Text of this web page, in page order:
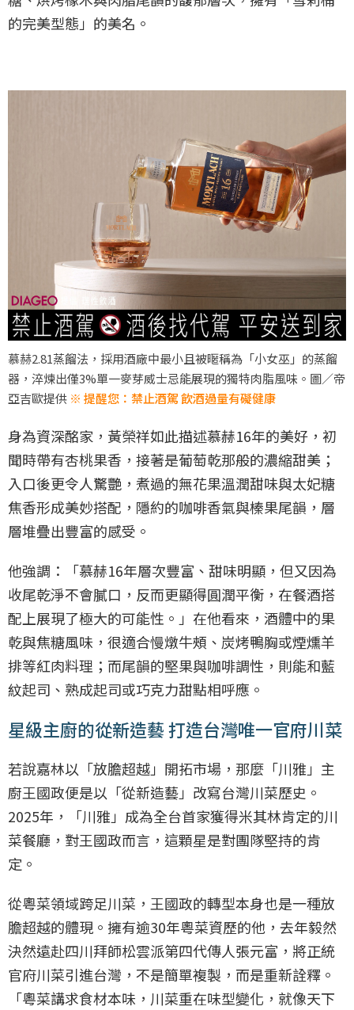
的完美型態」的美名。
慕赫2.81蒸餾法，採用酒廠中最小且被暱稱為「小女巫」的蒸餾
器，淬煉出僅3%單一麥芽威士忌能展現的獨特肉脂風味。圖／帝
亞吉歐提供 ※ 提醒您：禁止酒駕 飲酒過量有礙健康
身為資深酩家，黃榮祥如此描述慕赫16年的美好，初
聞時帶有杏桃果香，接著是葡萄乾那般的濃縮甜美；
入口後更令人驚艷，煮過的無花果溫潤甜味與太妃糖
焦香形成美妙搭配，隱約的咖啡香氣與榛果尾韻，層
層堆疊出豐富的感受。
他強調：「慕赫16年層次豐富、甜味明顯，但又因為
收尾乾淨不會膩口，反而更顯得圓潤平衡，在餐酒搭
配上展現了極大的可能性。」在他看來，酒體中的果
乾與焦糖風味，很適合慢燉牛頰、炭烤鴨胸或煙燻羊
排等紅肉料理；而尾韻的堅果與咖啡調性，則能和藍
紋起司、熟成起司或巧克力甜點相呼應。
星級主廚的從新造藝 打造台灣唯一官府川菜
若說嘉林以「放膽超越」開拓市場，那麼「川雅」主
廚王國政便是以「從新造藝」改寫台灣川菜歷史。
2025年，「川雅」成為全台首家獲得米其林肯定的川
菜餐廳，對王國政而言，這顆星是對團隊堅持的肯
定。
從粵菜領域跨足川菜，王國政的轉型本身也是一種放
膽超越的體現。擁有逾30年粵菜資歷的他，去年毅然
決然遠赴四川拜師松雲派第四代傳人張元富，將正統
官府川菜引進台灣，不是簡單複製，而是重新詮釋。
「粵菜講求食材本味，川菜重在味型變化，就像天下